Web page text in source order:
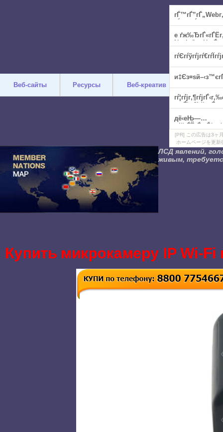
[PR] この広告は3ヶ
ホームページを更
ЛСД явлений,
живым,
Купить микрокамеру IP Wi-
Веб-сайты Ресурсы Веб-креатив